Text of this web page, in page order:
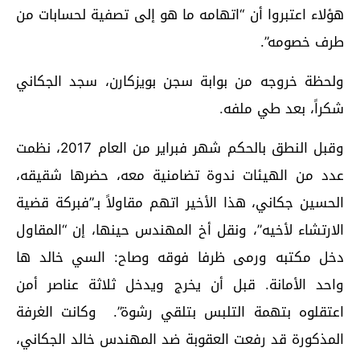
هؤلاء اعتبروا أن “اتهامه ما هو إلى تصفية لحسابات من
طرف خصومه”.
ولحظة خروجه من بوابة سجن بويزكارن، سجد الجكاني
شكراً، بعد طي ملفه.
وقبل النطق بالحكم شهر فبراير من العام 2017، نظمت
عدد من الهيئات ندوة تضامنية معه، حضرها شقيقه،
الحسين جكاني، هذا الأخير اتهم مقاولاً بـ”فبركة قضية
الارتشاء لأخيه”، ونقل أخ المهندس حينها، إن “المقاول
دخل مكتبه ورمى ظرفا فوقه وصاح: السي خالد ها
واحد الأمانة. قبل أن يخرج ويدخل ثلاثة عناصر أمن
اعتقلوه بتهمة التلبس بتلقي رشوة”. وكانت الغرفة
المذكورة قد رفعت العقوبة ضد المهندس خالد الجكاني،